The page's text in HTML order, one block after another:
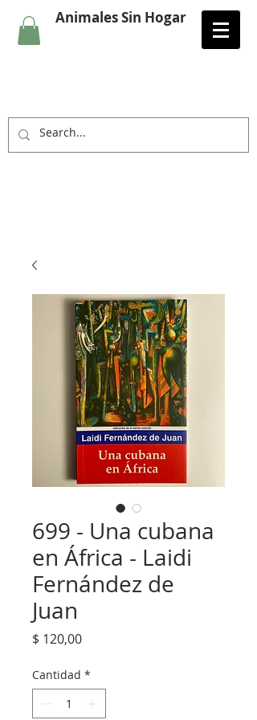
Animales Sin Hogar
699 - Una cubana
en África - Laidi
Fernández de
Juan
$ 120,00Precio
Cantidad *